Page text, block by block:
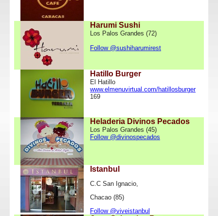
Harumi Sushi
Los Palos Grandes (72)
Follow @sushiharumirest
Hatillo Burger
El Hatillo
www.elmenuvirtual.com/hatillosburger
169
Heladeria Divinos Pecados
Los Palos Grandes (45)
Follow @divinospecados
Istanbul
C.C San Ignacio,
Chacao (85)
Follow @viveistanbul